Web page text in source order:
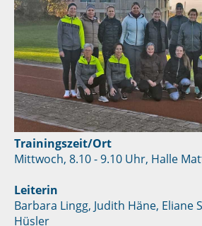
Trainingszeit/Ort
Mittwoch, 8.10 - 9.10 Uhr, Halle
Leiterin
Barbara Lingg, Judith Häne, Eliane
Hüsler